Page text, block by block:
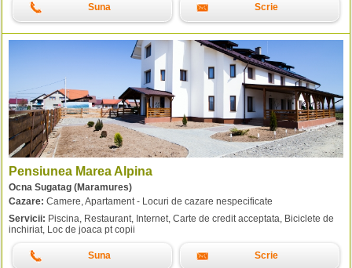
Suna Scrie
Pensiunea Marea Alpina
Ocna Sugatag (Maramures)
Cazare: Camere, Apartament - Locuri de cazare nespecificate
Servicii: Piscina, Restaurant, Internet, Carte de credit acceptata, Biciclete de
inchiriat, Loc de joaca pt copii
Suna Scrie